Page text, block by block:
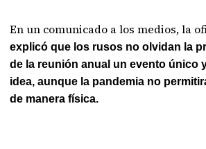
En un comunicado a los medios, la
explicó que los rusos no olvidan la
de la reunión anual un evento único
idea, aunque la pandemia no
de manera física.